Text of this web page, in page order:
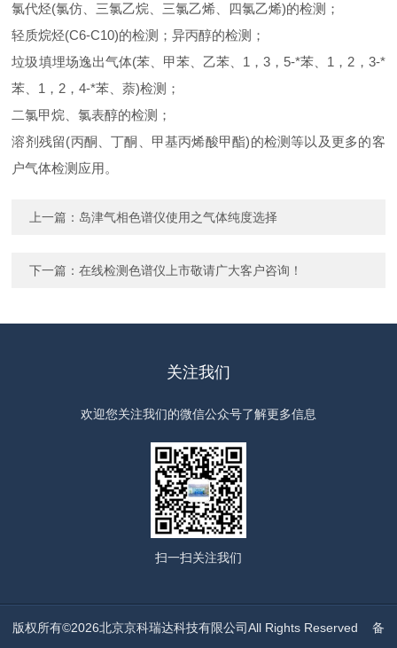
氯代烃(氯仿、三氯乙烷、三氯乙烯、四氯乙烯)的检测；
轻质烷烃(C6-C10)的检测；异丙醇的检测；
垃圾填埋场逸出气体(苯、甲苯、乙苯、1，3，5-*苯、1，2，3-*
苯、1，2，4-*苯、萘)检测；
二氯甲烷、氯表醇的检测；
溶剂残留(丙酮、丁酮、甲基丙烯酸甲酯)的检测等以及更多的客
户气体检测应用。
上一篇： 岛津气相色谱仪使用之气体纯度选择
下一篇：在线检测色谱仪上市敬请广大客户咨询！
关注我们
欢迎您关注我们的微信公众号了解更多信息
扫一扫关注我们
版权所有©2026北京京科瑞达科技有限公司All Rights Reserved 备